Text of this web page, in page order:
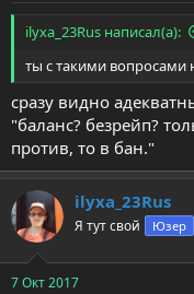
ilyxa_23Rus написал(а):
ты с такими вопросами
сразу видно
"баланс? безрейп?
против, то в бан."
ilyxa_23Rus
Я тут свой Юзер
7 Окт 2017